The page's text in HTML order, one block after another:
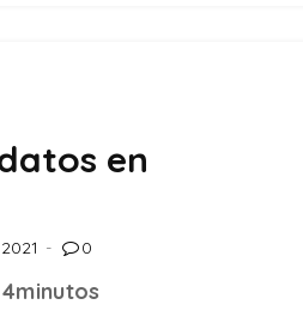
en
0
4minutos